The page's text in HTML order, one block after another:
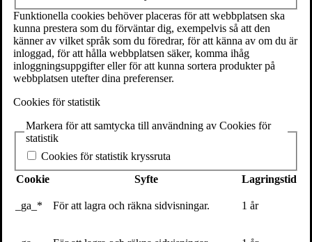
Fler kontaktuppgifter
Cookieinställningar
Varför blev du besatt av nudging, beslut
och beteenden?
21 maj 2018
Ovan bild på Richard Thaler, Ekonomipristagare till Nobels minne
2017, och Alexander Norén.
Funktionella cookies behöver placeras för att webbplatsen ska
kunna prestera som du förväntar dig, exempelvis så att den
känner av vilket språk som du föredrar, för att känna av om du är
inloggad, för att hålla webbplatsen säker, komma ihåg
inloggningsuppgifter eller för att kunna sortera produkter på
webbplatsen utefter dina preferenser.
Cookies för statistik
Markera för att samtycka till användning av Cookies för
statistik
Cookies för statistik kryssruta
Cookie
Syfte Lagringstid
_ga_* För att lagra och räkna sidvisningar. 1 år